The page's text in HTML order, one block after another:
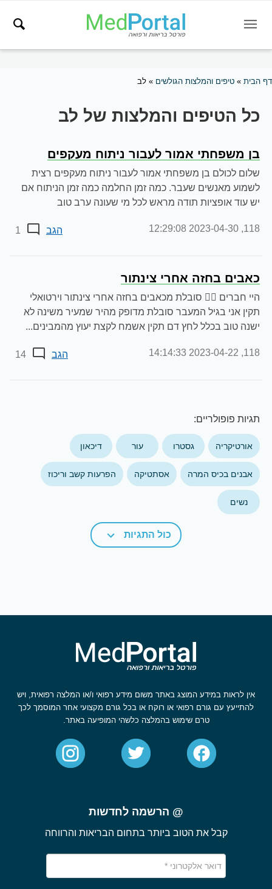
דף הבית » טיפים והמלצות הגולשים » לב
כל הטיפים והמלצות של לב
בן משפחתי אמור לעבור ניתוח מעקפים
שלום לכולם בן משפחתי אמור לעבור ניתוח מעקפים רצית
לשמוע מאנשים שעבר. כמה זמן החלמה כמה זמן הניתוח אם
יש עוד אופציות תודה מראש לכל מי שעונה ערב טוב
118,
2023-04-30 12:29:08 הגב 1
כאבים בחזה אחרי צינתור
היי חברים 🙋‍♀️ סובלת מכאבים בחזה אחרי צינתור וירטואלי
תקין אני בגיל המעבר סובלת מדופק מהיר שמעיר משינה לא
ישנה טוב בכלל לחץ דם תקין אשמח לקצת יעוץ מהמבינים...
118,
2023-04-22 14:14:33 הגב 14
תגיות פופולריים:
אורטיקריה גסטרו עור דיכאון
אבנים בכיס המרה אסתטיקה הפרעות קשב וריכוז
נשים
כול התגיות
אין לראות במידע המוצג באתר משום מידע רפואי ו/או המלצה רפואית, ויש
להתייעץ עם גורם רפואי או רוקח או בכל גורם מקצועי אחר המוסמך לכך
טרם שימוש בהמלצה כלשהי המופיעה באתר.
@ הרשמה לחדשות
קבל את הטוב ביותר בתחום הבריאות והרווחה